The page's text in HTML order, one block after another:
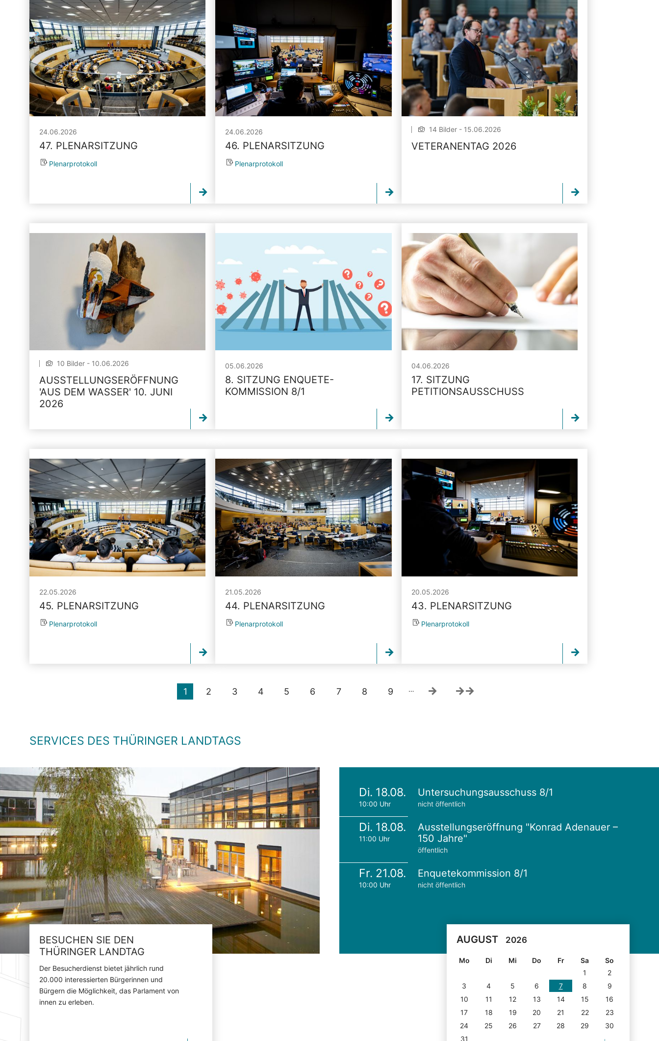
24.06.2026
47. PLENARSITZUNG
Plenarprotokoll
24.06.2026
46. PLENARSITZUNG
Plenarprotokoll
14 Bilder - 15.06.2026
VETERANENTAG 2026
10 Bilder - 10.06.2026
AUSSTELLUNGSERÖFFNUNG
'AUS DEM WASSER' 10. JUNI
2026
05.06.2026
8. SITZUNG ENQUETE-
KOMMISSION 8/1
04.06.2026
17. SITZUNG
PETITIONSAUSSCHUSS
22.05.2026
45. PLENARSITZUNG
Plenarprotokoll
21.05.2026
44. PLENARSITZUNG
Plenarprotokoll
20.05.2026
43. PLENARSITZUNG
Plenarprotokoll
1 2 3 4 5 6 7 8 9 …
SERVICES DES THÜRINGER LANDTAGS
BESUCHEN SIE DEN
THÜRINGER LANDTAG
Der Besucherdienst bietet jährlich rund
20.000 interessierten Bürgerinnen und
Bürgern die Möglichkeit, das Parlament von
innen zu erleben.
Di. 18.08.
10:00 Uhr
Untersuchungsausschuss 8/1
nicht öffentlich
Di. 18.08.
11:00 Uhr
Ausstellungseröffnung "Konrad Adenauer –
150 Jahre"
öffentlich
Fr. 21.08.
10:00 Uhr
Enquetekommission 8/1
nicht öffentlich
AUGUST 2026
Mo Di Mi Do Fr Sa
So
1
2
3
4 5 6 7 8
9
10
11 12 13 14 15
16
17
18 19 20 21 22
23
24
25 26 27 28 29
30
31